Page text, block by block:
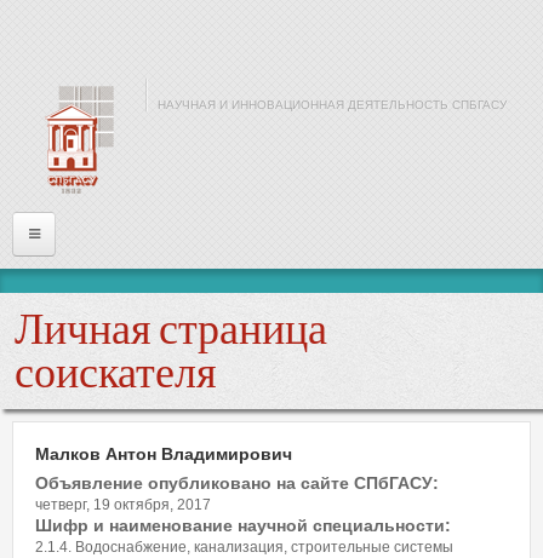
НАУЧНАЯ И ИННОВАЦИОННАЯ ДЕЯТЕЛЬНОСТЬ СПБГАСУ
Информация
Войти
Имя или почта *
Пароль*
Личная страница
соискателя
Малков Антон Владимирович
Объявление опубликовано на сайте СПбГАСУ:
четверг, 19 октября, 2017
Шифр и наименование научной специальности:
2.1.4. Водоснабжение, канализация, строительные системы